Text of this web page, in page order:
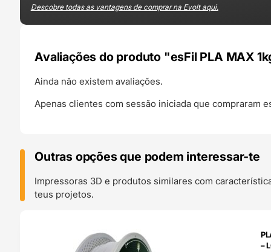
Descobre todas as vantagens de comprar na Evolt aqui.
Avaliações do produto "esFil PLA MAX
Ainda não existem avaliações.
Apenas clientes com sessão iniciada que compraram
Outras opções que podem interessar-te
Impressoras 3D e produtos similares com
teus projetos.
–